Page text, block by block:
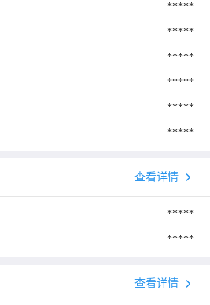
*****
*****
*****
*****
*****
*****
查看详情
*****
*****
查看详情